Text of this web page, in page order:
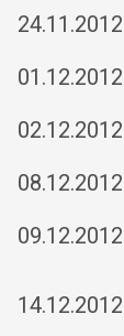
24.11.2012
01.12.2012
02.12.2012
08.12.2012
09.12.2012
14.12.2012